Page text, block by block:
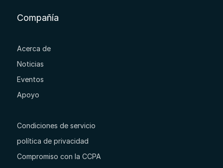
Compañía
Acerca de
Noticias
Eventos
Apoyo
Condiciones de servicio
política de privacidad
Compromiso con la CCPA